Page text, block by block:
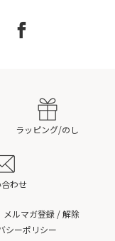
ラッピング/のし
わせ
メルマガ登録 / 解除
シーポリシー